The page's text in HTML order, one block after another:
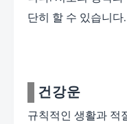
단히 할 수 있습니다.
건강운
규칙적인 생활과 적